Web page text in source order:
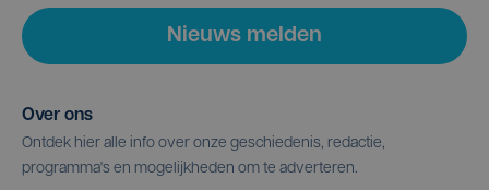
Nieuws melden
Over ons
Ontdek hier alle info over onze geschiedenis, redactie,
programma's en mogelijkheden om te adverteren.